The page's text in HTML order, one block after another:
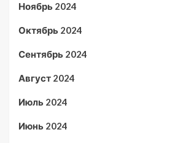
Ноябрь 2024
Октябрь 2024
Сентябрь 2024
Август 2024
Июль 2024
Июнь 2024